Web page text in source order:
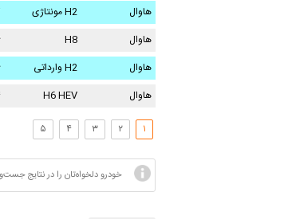
هاوال
H2 مونتاژی
هاوال
H8
هاوال
H2 وارداتی
هاوال
H6 HEV
۱ ۲ ۳ ۴ ۵
خودرو دلخواه‌تان را در نتایج